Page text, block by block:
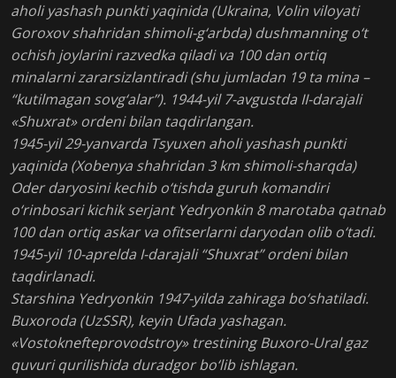
aholi yashash punkti yaqinida (Ukraina, Volin viloyati
Goroxov shahridan shimoli-g‘arbda) dushmanning o‘t
ochish joylarini razvedka qiladi va 100 dan ortiq
minalarni zararsizlantiradi (shu jumladan 19 ta mina –
“kutilmagan sovg‘alar”). 1944-yil 7-avgustda II-darajali
«Shuxrat» ordeni bilan taqdirlangan.
1945-yil 29-yanvarda Tsyuxen aholi yashash punkti
yaqinida (Xobenya shahridan 3 km shimoli-sharqda)
Oder daryosini kechib o‘tishda guruh komandiri
o‘rinbosari kichik serjant Yedryonkin 8 marotaba qatnab
100 dan ortiq askar va ofitserlarni daryodan olib o‘tadi.
1945-yil 10-aprelda I-darajali “Shuxrat” ordeni bilan
taqdirlanadi.
Starshina Yedryonkin 1947-yilda zahiraga bo‘shatiladi.
Buxoroda (UzSSR), keyin Ufada yashagan.
«Vostoknefteprovodstroy» trestining Buxoro-Ural gaz
quvuri qurilishida duradgor bo‘lib ishlagan.